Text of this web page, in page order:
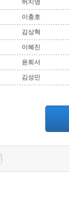
허지영
이충호
김상혁
이혜진
윤희서
김성민